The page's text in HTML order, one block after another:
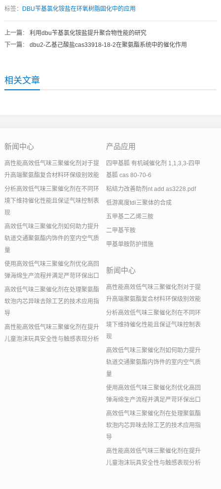
标签： DBU苄基氯化铵盐在环氧树脂固化中的应用
上一篇： 利用dbu苄基氯化铵盐提升聚合物性能的研究
下一篇： dbu2-乙基己酸盐cas33918-18-2在聚氨酯系统中的催化作用
相关文章
新闻中心
高性能高效低气味三聚催化剂对于提
升高端聚氨酯复合材料环保级别效能
分析高效低气味三聚催化剂在不同环
境下维持催化性能且保证气味控制表
现
高效低气味三聚催化剂如何助力提升
轨道交通聚氨酯内饰件的室内空气质
量
使用高效低气味三聚催化剂优化高回
弹海绵生产流程并满足严苛环保出口
高效低气味三聚催化剂在处理聚氨酯
软泡内芯异味去除工艺的技术应用指
导
高性能高效低气味三聚催化剂在提升
儿童泡沫玩具安全性与触感表现分析
产品应用
四甲基胍 有机碱催化剂 1,1,3,3-四甲
基胍 cas 80-70-6
粘结力改善助剂nt add as3228.pdf
低游离度tdi三聚体的合成
五甲基二乙烯三胺
二甲基苄胺
甲基单胺防护措施
新闻中心
高性能高效低气味三聚催化剂对于提
升高端聚氨酯复合材料环保级别效能
分析高效低气味三聚催化剂在不同环
境下维持催化性能且保证气味控制表
现
高效低气味三聚催化剂如何助力提升
轨道交通聚氨酯内饰件的室内空气质
量
使用高效低气味三聚催化剂优化高回
弹海绵生产流程并满足严苛环保出口
高效低气味三聚催化剂在处理聚氨酯
软泡内芯异味去除工艺的技术应用指
导
高性能高效低气味三聚催化剂在提升
儿童泡沫玩具安全性与触感表现分析